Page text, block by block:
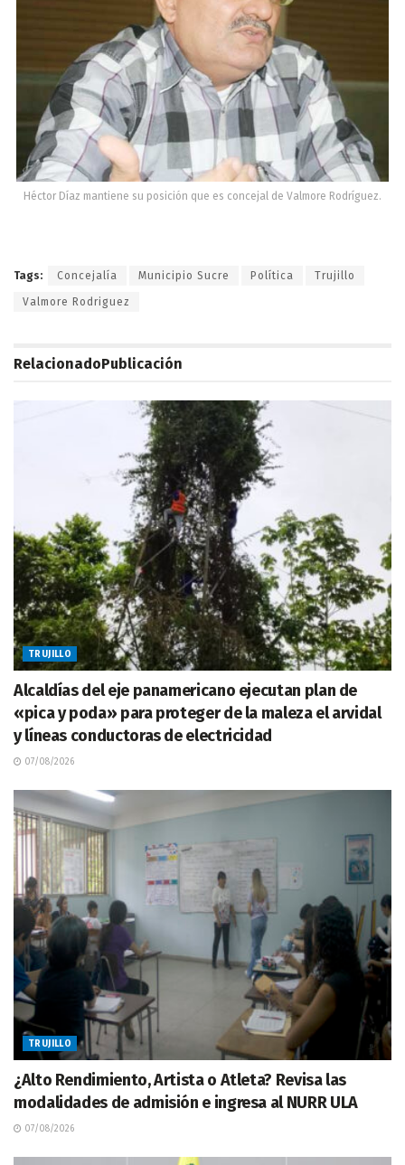
Héctor Díaz mantiene su posición que es concejal de Valmore Rodríguez.
Tags: Concejalía Municipio Sucre Política Trujillo
Valmore Rodriguez
RelacionadoPublicación
TRUJILLO
Alcaldías del eje panamericano ejecutan plan de
«pica y poda» para proteger de la maleza el arvidal
y líneas conductoras de electricidad
07/08/2026
TRUJILLO
¿Alto Rendimiento, Artista o Atleta? Revisa las
modalidades de admisión e ingresa al NURR ULA
07/08/2026